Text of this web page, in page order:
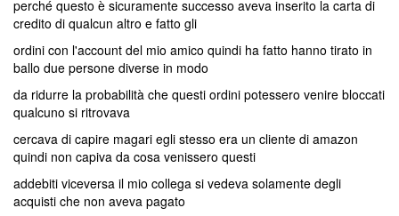
perché questo è sicuramente successo aveva inserito la carta di
credito di qualcun altro e fatto gli
ordini con l'account del mio amico quindi ha fatto hanno tirato in
ballo due persone diverse in modo
da ridurre la probabilità che questi ordini potessero venire bloccati
qualcuno si ritrovava
cercava di capire magari egli stesso era un cliente di amazon
quindi non capiva da cosa venissero questi
addebiti viceversa il mio collega si vedeva solamente degli
acquisti che non aveva pagato